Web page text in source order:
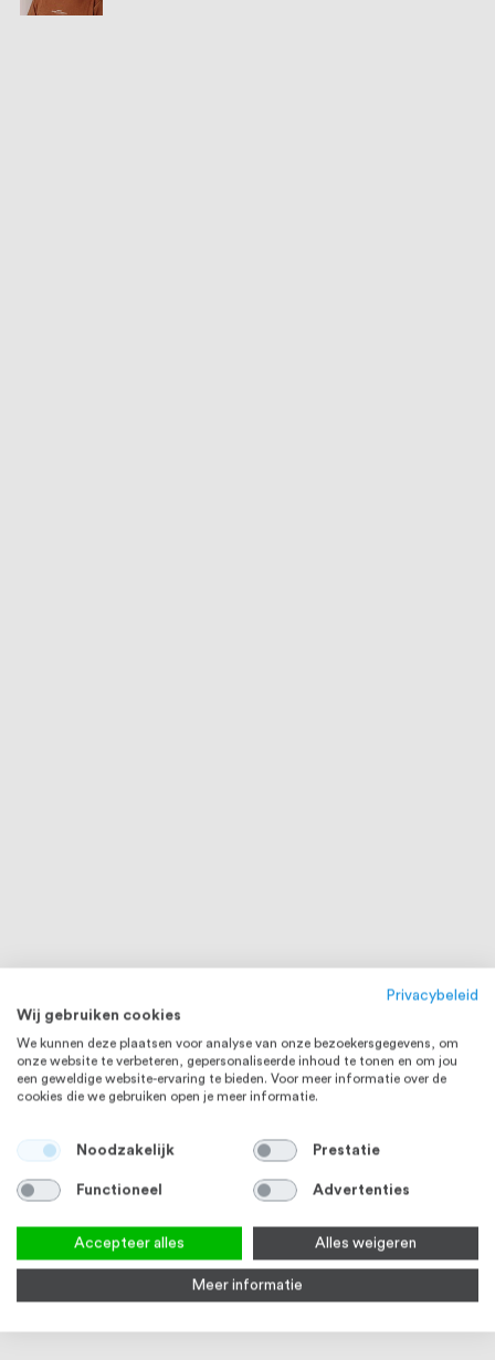
Privacybeleid
Wij gebruiken cookies
We kunnen deze plaatsen voor analyse van onze bezoekersgegevens, om
onze website te verbeteren, gepersonaliseerde inhoud te tonen en om jou
een geweldige website-ervaring te bieden. Voor meer informatie over de
cookies die we gebruiken open je meer informatie.
Noodzakelijk Prestatie
Functioneel Advertenties
Accepteer alles Alles weigeren
Meer informatie